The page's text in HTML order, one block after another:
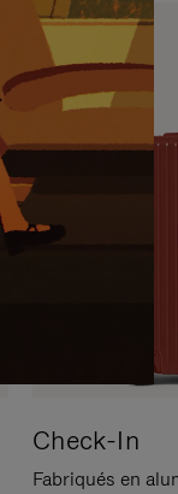
Check-In
Fabriqués en